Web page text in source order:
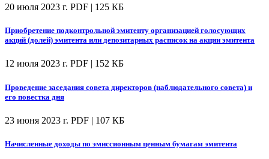
20 июля 2023 г. PDF | 125 КБ
Приобретение подконтрольной эмитенту организацией голосующих
акций (долей) эмитента или депозитарных расписок на акции эмитента
12 июля 2023 г. PDF | 152 КБ
Проведение заседания совета директоров (наблюдательного совета) и
его повестка дня
23 июня 2023 г. PDF | 107 КБ
Начисленные доходы по эмиссионным ценным бумагам эмитента